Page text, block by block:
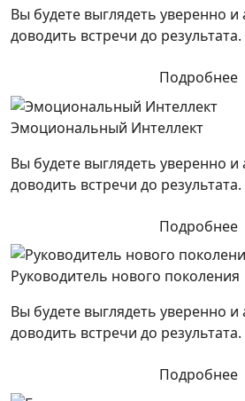
Вы будете выглядеть уверенно и
доводить встречи до результата.
Подробнее
Эмоциональный Интеллект
Вы будете выглядеть уверенно и
доводить встречи до результата.
Подробнее
Руководитель нового поколения
Вы будете выглядеть уверенно и
доводить встречи до результата.
Подробнее